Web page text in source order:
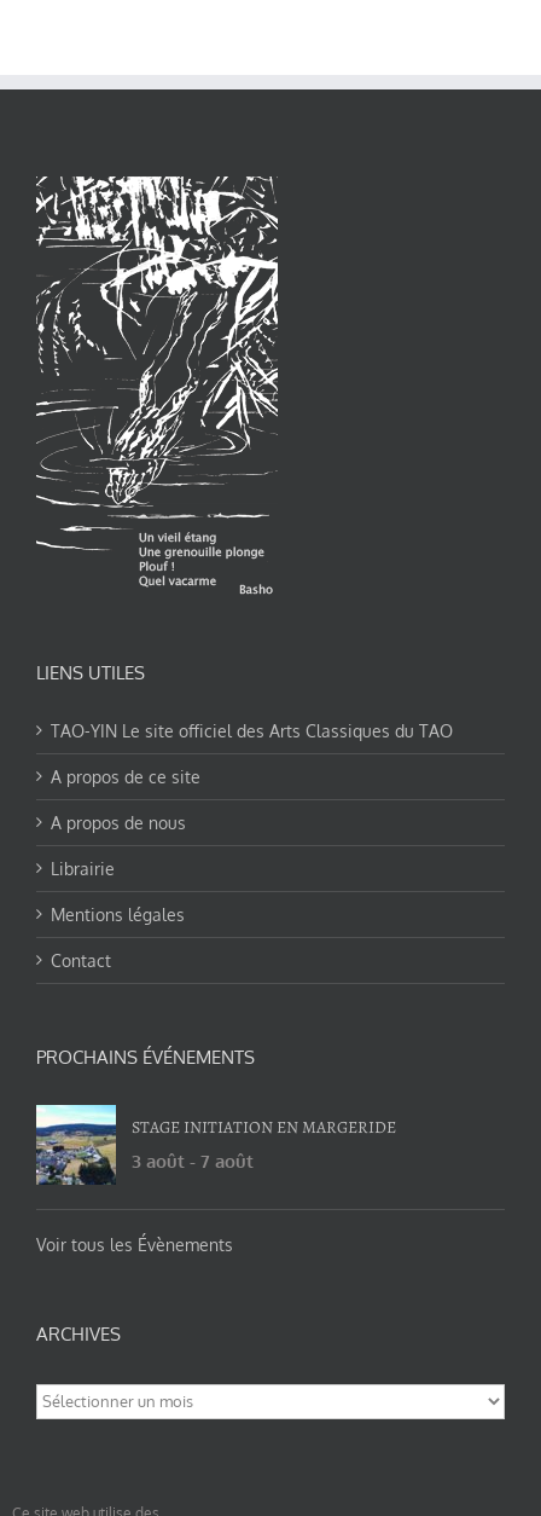
LIENS UTILES
TAO-YIN Le site officiel des Arts Classiques du TAO
A propos de ce site
A propos de nous
Librairie
Mentions légales
Contact
PROCHAINS ÉVÉNEMENTS
STAGE INITIATION EN MARGERIDE
3 août - 7 août
Voir tous les Évènements
ARCHIVES
Archives